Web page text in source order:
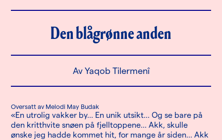
Den blågrønne anden
Av Yaqob Tilermenî
Oversatt av Melodi May Budak
«En utrolig vakker by... En unik utsikt... Og se bare på
den kritthvite snøen på fjelltoppene... Akk, skulle
ønske jeg hadde kommet hit, for mange år siden... Akk